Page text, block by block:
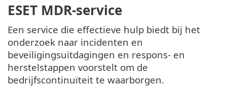
ESET MDR-service
Een service die effectieve hulp biedt bij het
onderzoek naar incidenten en
beveiligingsuitdagingen en respons- en
herstelstappen voorstelt om de
bedrijfscontinuïteit te waarborgen.